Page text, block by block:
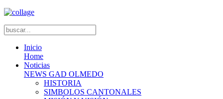
Inicio
Home
Noticias
NEWS GAD OLMEDO
HISTORIA
SIMBOLOS CANTONALES